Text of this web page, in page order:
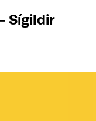
Sígildir